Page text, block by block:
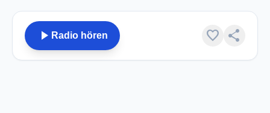
play_arrow Radio hören favorite share